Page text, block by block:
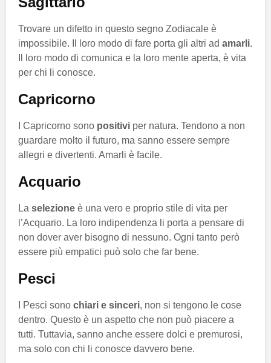
Trovare un difetto in questo segno Zodiacale è
impossibile. Il loro modo di fare porta gli altri ad amarli.
Il loro modo di comunica e la loro mente aperta, è vita
per chi li conosce.
Capricorno
I Capricorno sono positivi per natura. Tendono a non
guardare molto il futuro, ma sanno essere sempre
allegri e divertenti. Amarli è facile.
Acquario
La selezione è una vero e proprio stile di vita per
l’Acquario. La loro indipendenza li porta a pensare di
non dover aver bisogno di nessuno. Ogni tanto però
essere più empatici può solo che far bene.
Pesci
I Pesci sono chiari e sinceri, non si tengono le cose
dentro. Questo è un aspetto che non può piacere a
tutti. Tuttavia, sanno anche essere dolci e premurosi,
ma solo con chi li conosce davvero bene.